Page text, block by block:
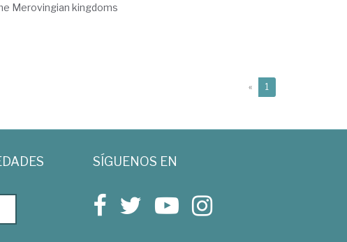
Merovingian kingdoms
« 1
SÍGUENOS EN